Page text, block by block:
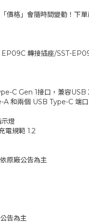
價格」會隨時間變動！下
轉接插座/SST-
C Gen 1接口，兼容USB
和兩個 USB Type-C 端
燈
電規範 1.2
原廠公告為主
告為主